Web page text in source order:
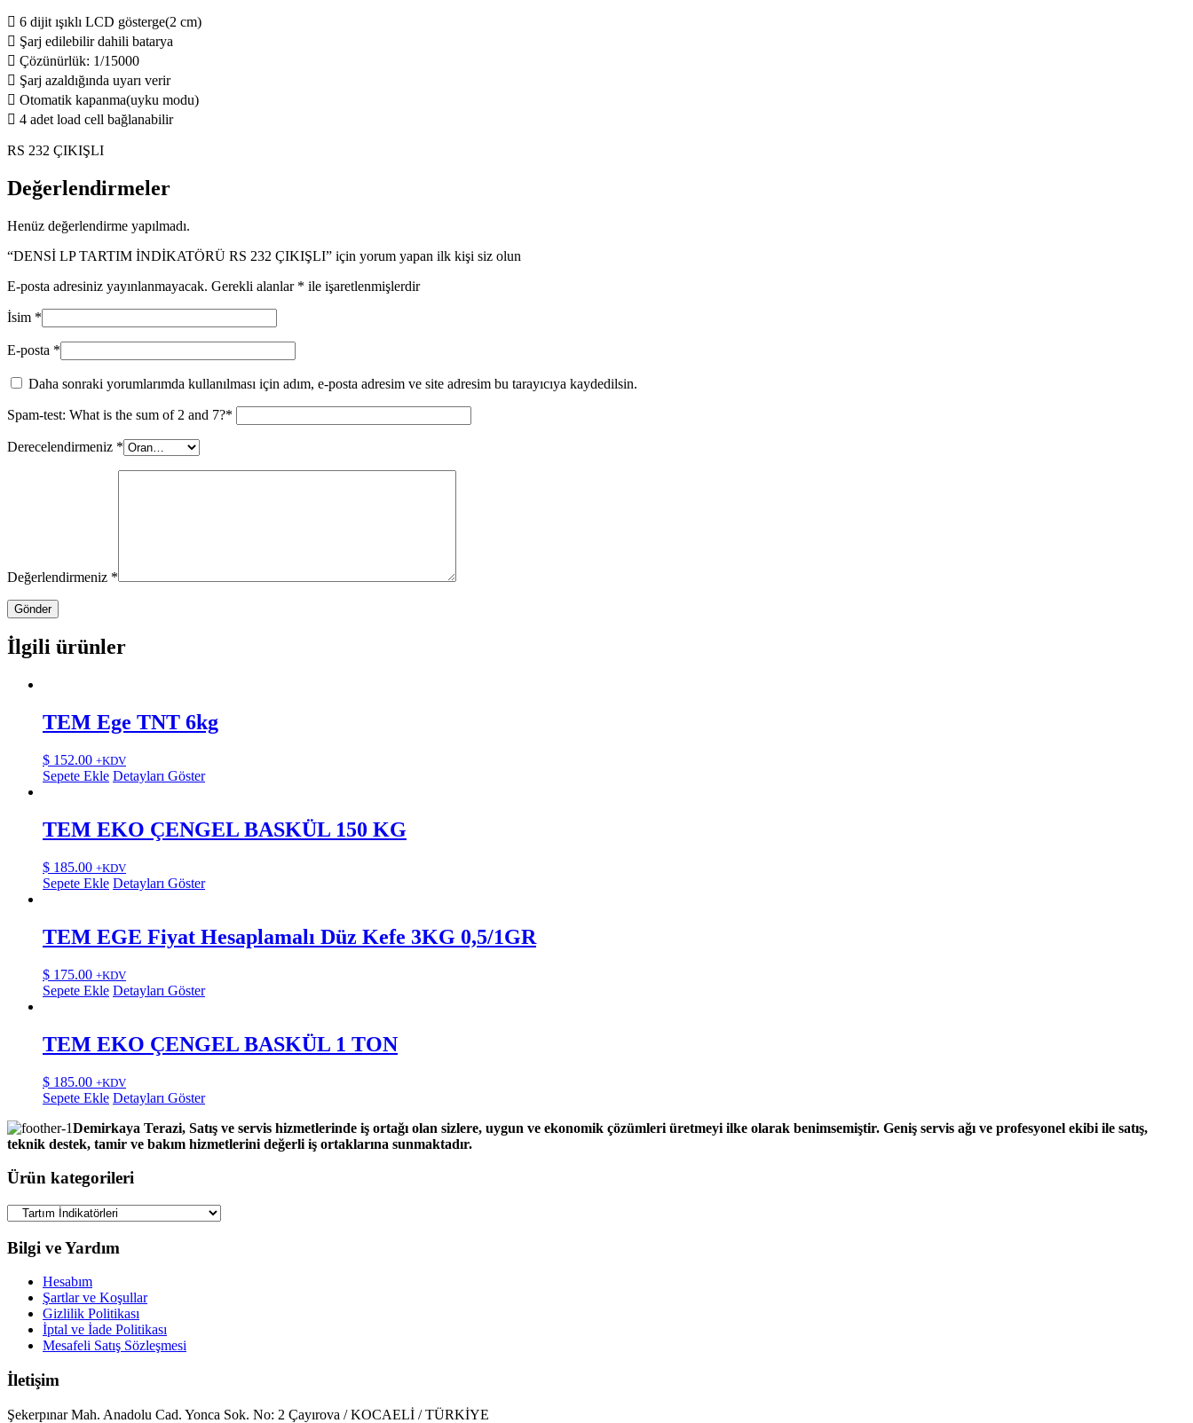
 6 dijit ışıklı LCD gösterge(2 cm)
 Şarj edilebilir dahili batarya
 Çözünürlük: 1/15000
 Şarj azaldığında uyarı verir
 Otomatik kapanma(uyku modu)
 4 adet load cell bağlanabilir
RS 232 ÇIKIŞLI
Değerlendirmeler
Henüz değerlendirme yapılmadı.
“DENSİ LP TARTIM İNDİKATÖRÜ RS 232 ÇIKIŞLI” için yorum yapan ilk kişi siz olun
E-posta adresiniz yayınlanmayacak. Gerekli alanlar * ile işaretlenmişlerdir
İsim *
E-posta *
Daha sonraki yorumlarımda kullanılması için adım, e-posta adresim ve site adresim bu tarayıcıya kaydedilsin.
Spam-test: What is the sum of 2 and 7?*
Derecelendirmeniz *
Değerlendirmeniz *
İlgili ürünler
TEM Ege TNT 6kg
$ 152.00 +KDV
Sepete Ekle Detayları Göster
TEM EKO ÇENGEL BASKÜL 150 KG
$ 185.00 +KDV
Sepete Ekle Detayları Göster
TEM EGE Fiyat Hesaplamalı Düz Kefe 3KG 0,5/1GR
$ 175.00 +KDV
Sepete Ekle Detayları Göster
TEM EKO ÇENGEL BASKÜL 1 TON
$ 185.00 +KDV
Sepete Ekle Detayları Göster
Demirkaya Terazi, Satış ve servis hizmetlerinde iş ortağı olan sizlere, uygun ve ekonomik çözümleri üretmeyi ilke olarak benimsemiştir. Geniş servis ağı ve profesyonel ekibi ile satış,
teknik destek, tamir ve bakım hizmetlerini değerli iş ortaklarına sunmaktadır.
Ürün kategorileri
Bilgi ve Yardım
Hesabım
Şartlar ve Koşullar
Gizlilik Politikası
İptal ve İade Politikası
Mesafeli Satış Sözleşmesi
İletişim
Şekerpınar Mah. Anadolu Cad. Yonca Sok. No: 2 Çayırova / KOCAELİ / TÜRKİYE